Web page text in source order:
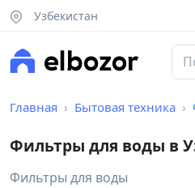
Узбекистан
Главная Бытовая техника
Фильтры для воды в
Фильтры для воды